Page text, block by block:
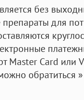
без
препараты для
Master Card или
обратиться